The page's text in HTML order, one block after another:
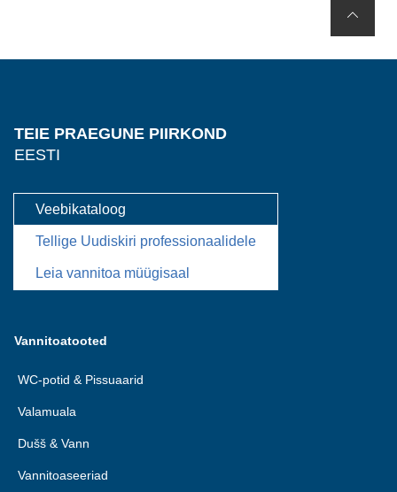
TEIE PRAEGUNE PIIRKOND
EESTI
Veebikataloog
Tellige Uudiskiri professionaalidele
Leia vannitoa müügisaal
Vannitoatooted
WC-potid & Pissuaarid
Valamuala
Dušš & Vann
Vannitoaseeriad